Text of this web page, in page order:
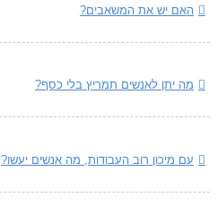
האם יש את המשאבים?
מה יתן לאנשים תמריץ בלי כסף?
עם מיכון רוב העבודות, מה אנשים יעשו?